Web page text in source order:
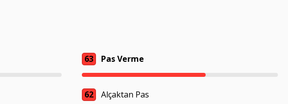
63 Pas Verme
62
Alçaktan Pas